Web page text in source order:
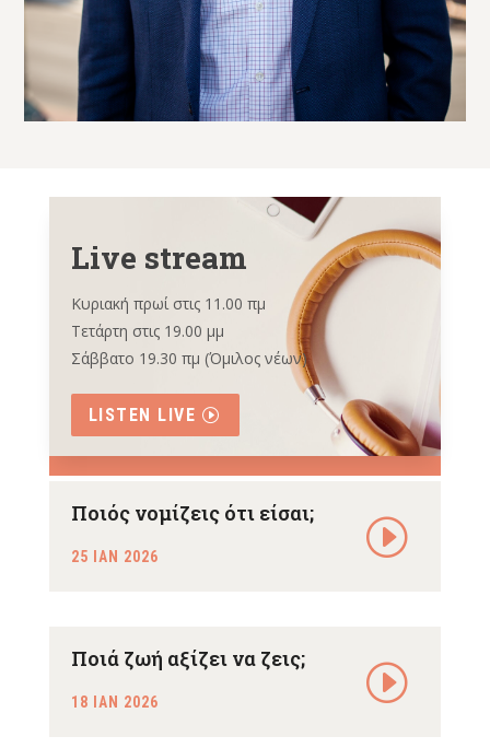
Live stream
Κυριακή πρωί στις 11.00 πμ
Τετάρτη στις 19.00 μμ
Σάββατο 19.30 πμ (Όμιλος νέων)
LISTEN LIVE
Ποιός νομίζεις ότι είσαι;
25 ΙΑΝ 2026
Ποιά ζωή αξίζει να ζεις;
18 ΙΑΝ 2026